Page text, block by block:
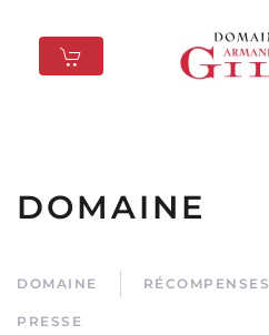
Skip to main content
DOMAINE
DOMAINE RÉCOMPENSES
PRESSE